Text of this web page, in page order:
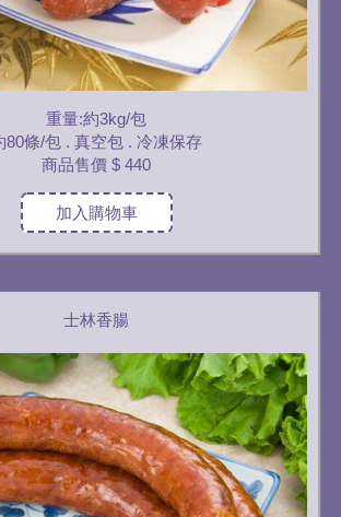
重量:約3kg/包
80條/包 . 真空包 . 冷凍保存
商品售價 $ 440
加入購物車
士林香腸